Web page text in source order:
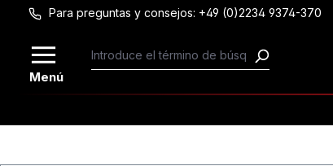
Saltar al contenido principal
Para preguntas y consejos: +49 (0)2234 9374-370
Menú